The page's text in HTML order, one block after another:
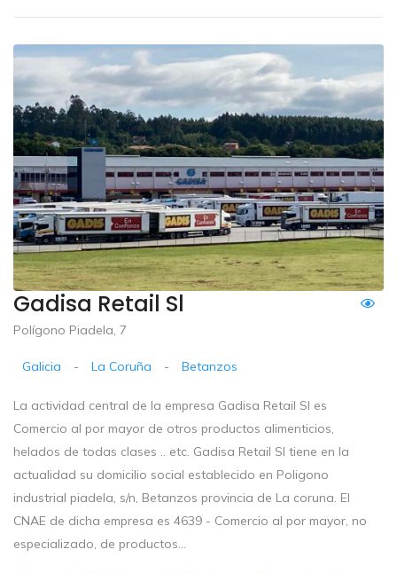
Gadisa Retail Sl
Polígono Piadela, 7
Galicia - La Coruña - Betanzos
La actividad central de la empresa Gadisa Retail Sl es
Comercio al por mayor de otros productos alimenticios,
helados de todas clases .. etc. Gadisa Retail Sl tiene en la
actualidad su domicilio social establecido en Poligono
industrial piadela, s/n, Betanzos provincia de La coruna. El
CNAE de dicha empresa es 4639 - Comercio al por mayor, no
especializado, de productos...